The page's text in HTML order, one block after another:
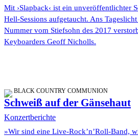
Mit ›Slapback‹ ist ein unveröffentlichter
Hell-Sessions aufgetaucht. Ans
Nummer vom Stiefsohn des 2017
Keyboarders Geoff Nicholls.
BLACK COUNTRY COMMUNION
Schweiß auf der Gänsehaut
Konzertberichte
»Wir sind eine Live-Rock’n’Roll-Band,